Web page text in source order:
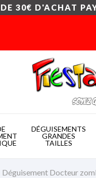
30€ D'ACHAT
DÉGUISEMENTS
GRANDES
TAILLES
Déguisement Docteur